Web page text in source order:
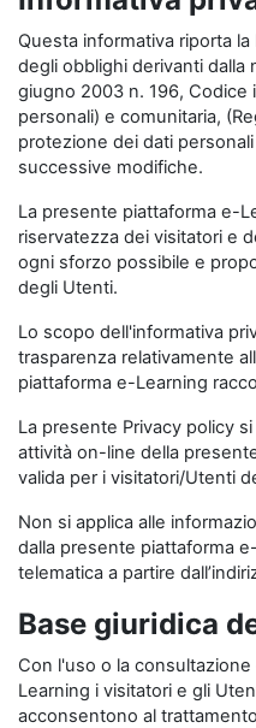
Questa informativa riporta
degli obblighi derivanti dalla
giugno 2003 n. 196, Codice
personali) e comunitaria,
protezione dei dati
successive modifiche.
La presente piattaforma e-
riservatezza dei visitatori e
ogni sforzo possibile e
degli Utenti.
Lo scopo dell'informativa
trasparenza relativamente
piattaforma e-Learning
La presente Privacy policy
attività on-line della
valida per i visitatori/Utenti
Non si applica alle
dalla presente piattaforma
telematica a partire
Base giuridica
Con l'uso o la
Learning i visitatori e gli
acconsentono al